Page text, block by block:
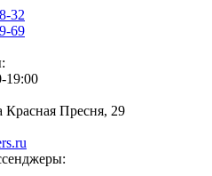
32
69
19:00
Красная Пресня, 29